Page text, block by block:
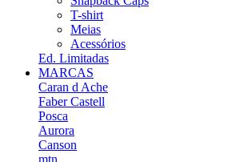
T-shirt
Meias
Acessórios
Ed. Limitadas
MARCAS
Caran d Ache
Faber Castell
Posca
Aurora
Canson
mtn